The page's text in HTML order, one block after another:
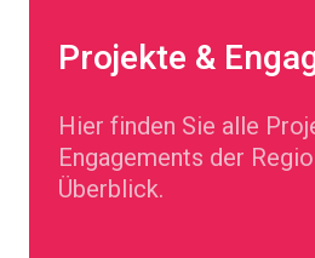
Projekte &
Hier finden Sie alle
Engagements der
Überblick.